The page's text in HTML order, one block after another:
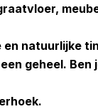
natuurlijke
geheel.